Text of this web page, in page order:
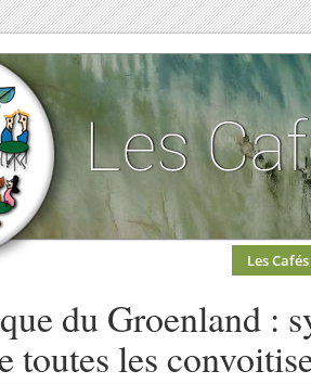
Les Cafés
du Groenland :
toutes les